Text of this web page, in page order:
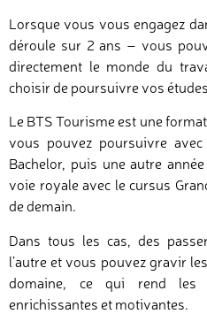
Lorsque vous vous engagez
déroule sur 2 ans – vous
directement le monde du
choisir de poursuivre vos
Le BTS Tourisme est une
vous pouvez poursuivre
Bachelor, puis une autre
voie royale avec le cursus
de demain.
Dans tous les cas, des
l’autre et vous pouvez gravir
domaine, ce qui rend les
enrichissantes et motivantes.